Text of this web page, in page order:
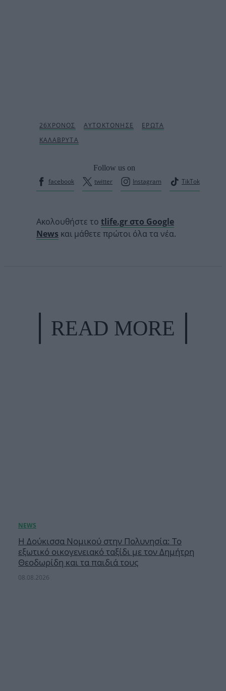
Follow us on
facebook
twitter Instagram TikTok
Ακολουθήστε το tlife.gr στο Google
News και μάθετε πρώτοι όλα τα νέα.
READ MORE
Η Δούκισσα Νομικού στην Πολυνησία: Το
εξωτικό οικογενειακό ταξίδι με τον Δημήτρη
Θεοδωρίδη και τα παιδιά τους
08.08.2026